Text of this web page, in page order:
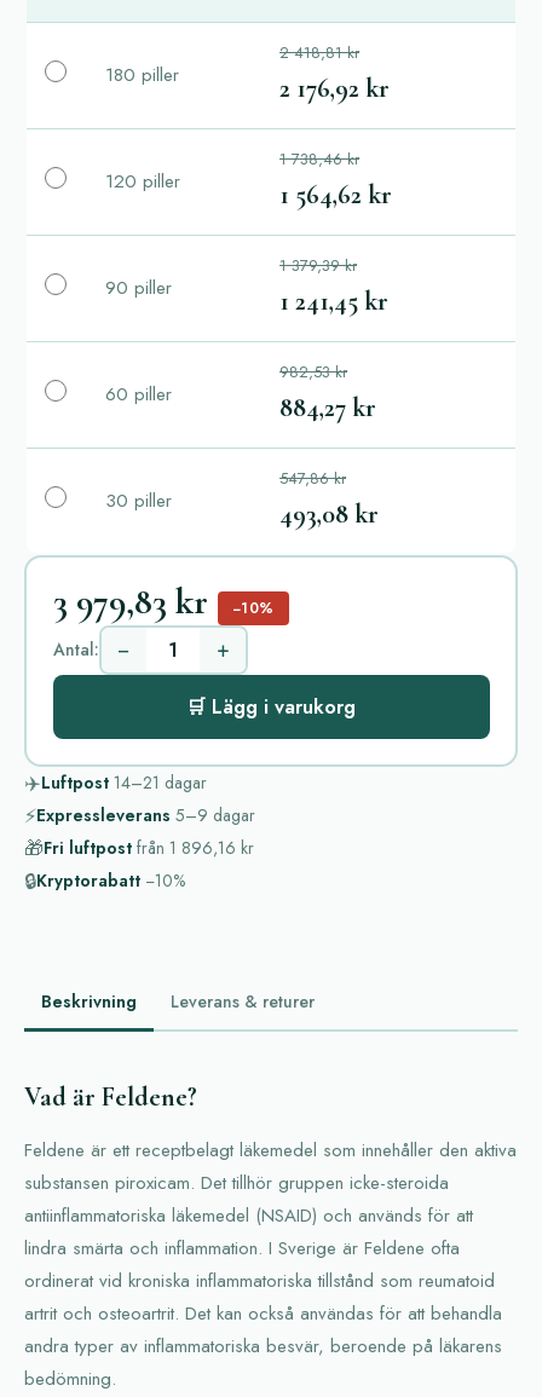
180 piller
2 418,81 kr
2 176,92 kr
120 piller
1 738,46 kr
1 564,62 kr
90 piller
1 379,39 kr
1 241,45 kr
60 piller
982,53 kr
884,27 kr
30 piller
547,86 kr
493,08 kr
3 979,83 kr −10%
Antal: − +
🛒 Lägg i varukorg
✈️Luftpost 14–21 dagar
⚡Expressleverans 5–9 dagar
🎁Fri luftpost från 1 896,16 kr
🔒Kryptorabatt −10%
Beskrivning Leverans & returer
Vad är Feldene?
Feldene är ett receptbelagt läkemedel som innehåller den aktiva
substansen piroxicam. Det tillhör gruppen icke-steroida
antiinflammatoriska läkemedel (NSAID) och används för att
lindra smärta och inflammation. I Sverige är Feldene ofta
ordinerat vid kroniska inflammatoriska tillstånd som reumatoid
artrit och osteoartrit. Det kan också användas för att behandla
andra typer av inflammatoriska besvär, beroende på läkarens
bedömning.